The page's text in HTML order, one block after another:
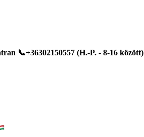
📞+36302150557 (H.-P. - 8-16 között)